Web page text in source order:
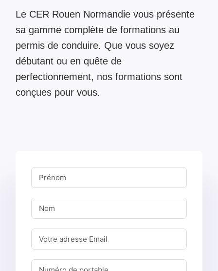
Le CER Rouen Normandie vous présente
sa gamme complète de formations au
permis de conduire. Que vous soyez
débutant ou en quête de
perfectionnement, nos formations sont
conçues pour vous.